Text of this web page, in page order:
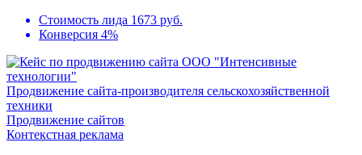
Стоимость лида 1673 руб.
Конверсия 4%
Продвижение сайта-производителя сельскохозяйственной
техники
Продвижение сайтов
Контекстная реклама